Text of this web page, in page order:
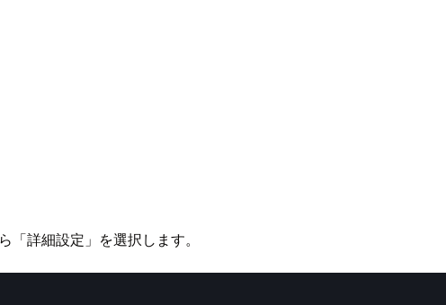
詳細設定」を選択します。